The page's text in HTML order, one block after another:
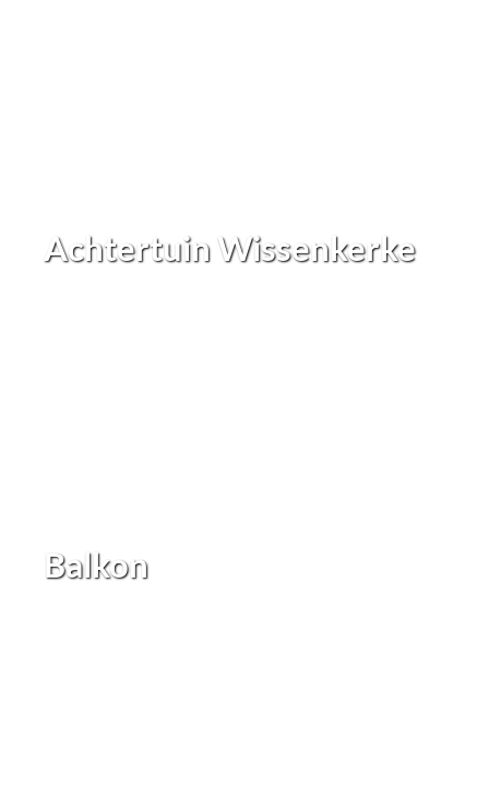
Achtertuin Wissenkerke
Balkon